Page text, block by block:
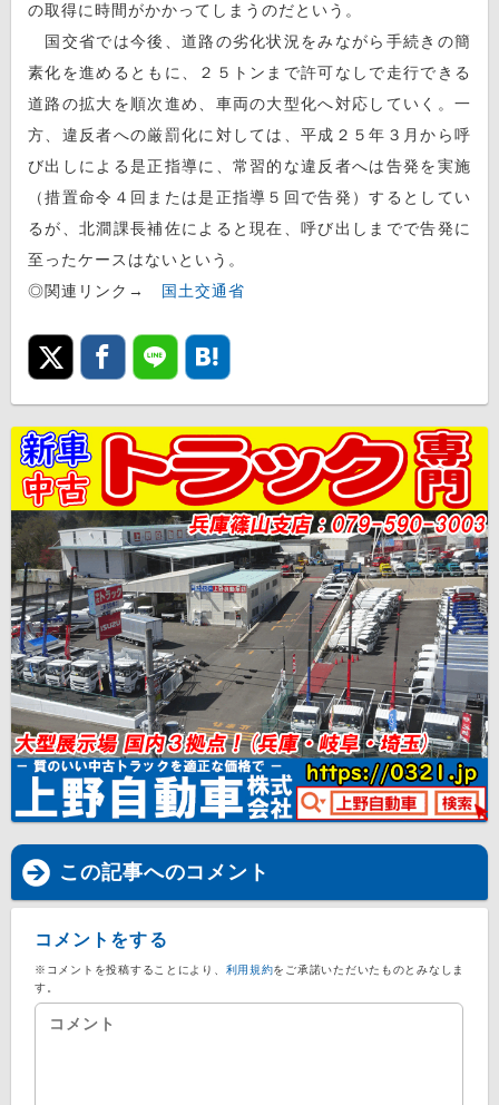
の取得に時間がかかってしまうのだという。
国交省では今後、道路の劣化状況をみながら手続きの簡
素化を進めるともに、２５トンまで許可なしで走行できる
道路の拡大を順次進め、車両の大型化へ対応していく。一
方、違反者への厳罰化に対しては、平成２５年３月から呼
び出しによる是正指導に、常習的な違反者へは告発を実施
（措置命令４回または是正指導５回で告発）するとしてい
るが、北澗課長補佐によると現在、呼び出しまでで告発に
至ったケースはないという。
◎関連リンク→ 国土交通省
この記事へのコメント
コメントをする
※コメントを投稿することにより、 利用規約をご承諾いただいたものとみなしま
す。